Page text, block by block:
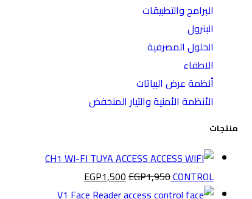
البرامج والتطبيقات
البترول
الحلول المصرفية
الاطفاء
أنظمة عرض البياتات
الأنظمة الأمنية والتيار المنخفض
منتجات
CH1 WI-FI TUYA ACCESS
CONTROL
EGP1,950
EGP1,500
V1 Face Reader